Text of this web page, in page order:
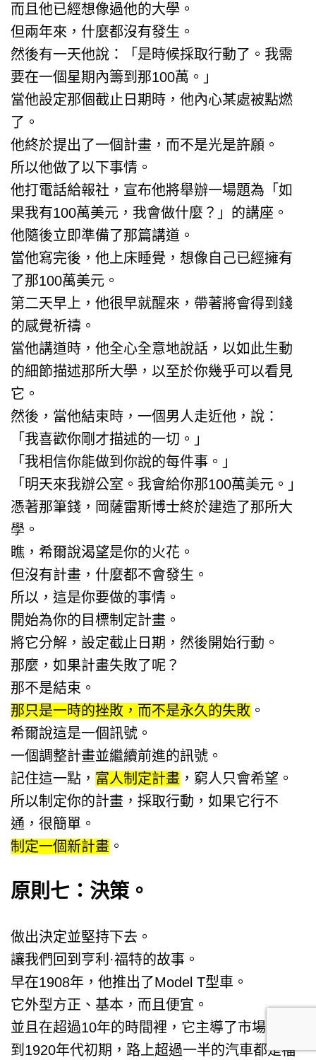
而且他已經想像過他的大學。
但兩年來，什麼都沒有發生。
然後有一天他說：「是時候採取行動了。我需
要在一個星期內籌到那100萬。」
當他設定那個截止日期時，他內心某處被點燃
了。
他終於提出了一個計畫，而不是光是許願。
所以他做了以下事情。
他打電話給報社，宣布他將舉辦一場題為「如
果我有100萬美元，我會做什麼？」的講座。
他隨後立即準備了那篇講道。
當他寫完後，他上床睡覺，想像自己已經擁有
了那100萬美元。
第二天早上，他很早就醒來，帶著將會得到錢
的感覺祈禱。
當他講道時，他全心全意地說話，以如此生動
的細節描述那所大學，以至於你幾乎可以看見
它。
然後，當他結束時，一個男人走近他，說：
「我喜歡你剛才描述的一切。」
「我相信你能做到你說的每件事。」
「明天來我辦公室。我會給你那100萬美元。」
憑著那筆錢，岡薩雷斯博士終於建造了那所大
學。
瞧，希爾說渴望是你的火花。
但沒有計畫，什麼都不會發生。
所以，這是你要做的事情。
開始為你的目標制定計畫。
將它分解，設定截止日期，然後開始行動。
那麼，如果計畫失敗了呢？
那不是結束。
那只是一時的挫敗，而不是永久的失敗 。
希爾說這是一個訊號。
一個調整計畫並繼續前進的訊號。
記住這一點， 富人制定計畫 ，窮人只會希望。
所以制定你的計畫，採取行動，如果它行不
通，很簡單。
制定一個新計畫 。
原則七：決策。
做出決定並堅持下去。
讓我們回到亨利·福特的故事。
早在1908年，他推出了Model T型車。
它外型方正、基本，而且便宜。
並且在超過10年的時間裡，它主導了市場。
到1920年代初期，路上超過一半的汽車都是福